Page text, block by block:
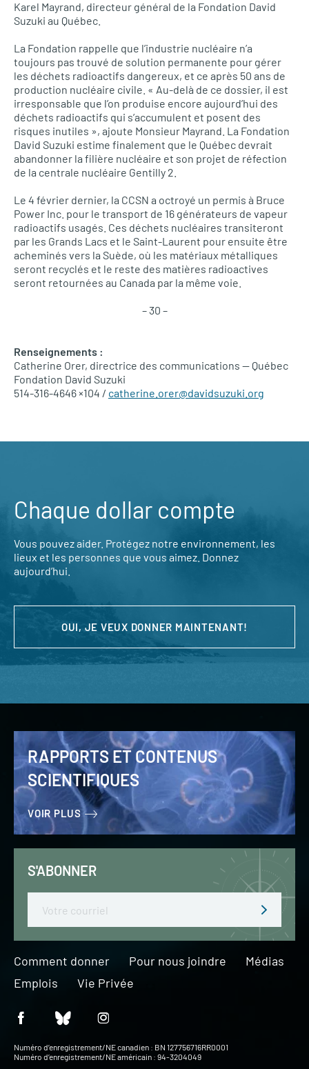
Karel Mayrand, directeur général de la Fondation David
Suzuki au Québec.
La Fondation rappelle que l’industrie nucléaire n’a
toujours pas trouvé de solution permanente pour gérer
les déchets radioactifs dangereux, et ce après 50 ans de
production nucléaire civile. « Au-delà de ce dossier, il est
irresponsable que l’on produise encore aujourd’hui des
déchets radioactifs qui s’accumulent et posent des
risques inutiles », ajoute Monsieur Mayrand. La Fondation
David Suzuki estime finalement que le Québec devrait
abandonner la filière nucléaire et son projet de réfection
de la centrale nucléaire Gentilly 2.
Le 4 février dernier, la CCSN a octroyé un permis à Bruce
Power Inc. pour le transport de 16 générateurs de vapeur
radioactifs usagés. Ces déchets nucléaires transiteront
par les Grands Lacs et le Saint-Laurent pour ensuite être
acheminés vers la Suède, où les matériaux métalliques
seront recyclés et le reste des matières radioactives
seront retournées au Canada par la même voie.
– 30 –
Renseignements :
Catherine Orer, directrice des communications — Québec
Fondation David Suzuki
514-316-4646 ×104 / catherine.orer@davidsuzuki.org
Chaque dollar compte
Vous pouvez aider. Protégez notre environnement, les
lieux et les personnes que vous aimez. Donnez
aujourd’hui.
OUI, JE VEUX DONNER MAINTENANT!
RAPPORTS ET CONTENUS
SCIENTIFIQUES
VOIR PLUS
S'ABONNER
Comment donner Pour nous joindre
Médias
Emplois
Vie Privée
Numéro d’enregistrement/NE canadien : BN 127756716RR0001
Numéro d’enregistrement/NE américain : 94-3204049